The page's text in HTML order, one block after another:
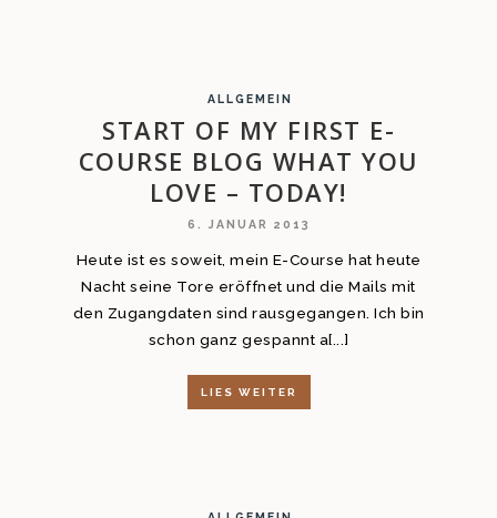
ALLGEMEIN
START OF MY FIRST E-
COURSE BLOG WHAT YOU
LOVE – TODAY!
6. JANUAR 2013
Heute ist es soweit, mein E-Course hat heute
Nacht seine Tore eröffnet und die Mails mit
den Zugangdaten sind rausgegangen. Ich bin
schon ganz gespannt a[...]
LIES WEITER